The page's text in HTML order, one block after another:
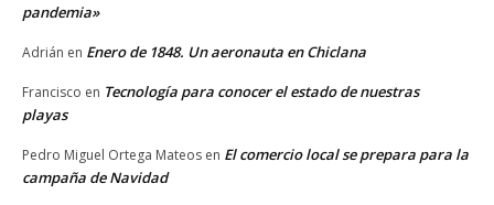
pandemia»
Adrián en Enero de 1848. Un aeronauta en Chiclana
Francisco en Tecnología para conocer el estado de nuestras
playas
Pedro Miguel Ortega Mateos en El comercio local se prepara para la
campaña de Navidad